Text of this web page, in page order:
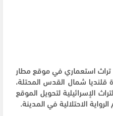
تراث استعماري في موقع مطار
شمال القدس المحتلة،
الإسرائيلية لتحويل الموقع
الاحتلالية في المدينة.